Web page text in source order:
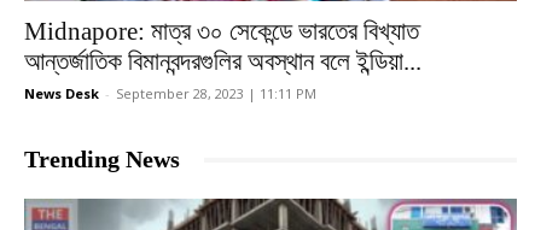
Midnapore: মাত্র ৩০ সেকেন্ডে ভারতের বিখ্যাত
আন্তর্জাতিক বিমানবন্দরগুলির অবস্থান বলে ইন্ডিয়া...
News Desk - September 28, 2023 | 11:11 PM
Trending News